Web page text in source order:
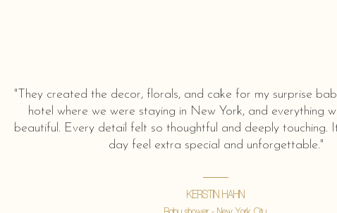
"They created the decor, florals, and cake for my surprise
hotel where we were staying in New York, and everything
beautiful. Every detail felt so thoughtful and deeply touching.
day feel extra special and unforgettable."
KERSTIN HAHN